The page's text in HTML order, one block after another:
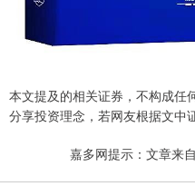
本文提及的相关证券，不构成任
分享投资理念，若网友根据文中
嘉多网提示：文章来